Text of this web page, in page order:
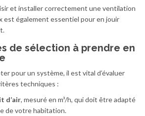
et installer correctement une ventilation
est également essentiel pour en jouir
de sélection à prendre en
pour un système, il est vital d’évaluer
techniques :
d’air, mesuré en m³/h, qui doit être adapté
de votre habitation.